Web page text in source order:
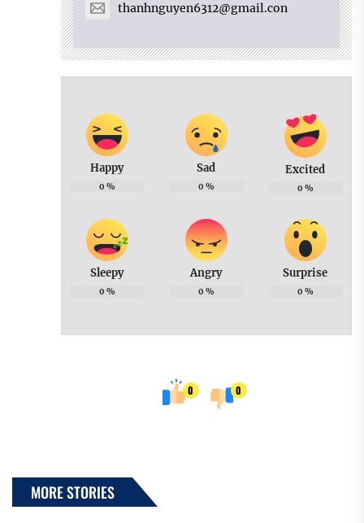
thanhnguyen6312@gmail.con
Happy
0 %
Sad
0 %
Excited
0 %
Sleepy
0 %
Angry
0 %
Surprise
0 %
0 0
MORE STORIES